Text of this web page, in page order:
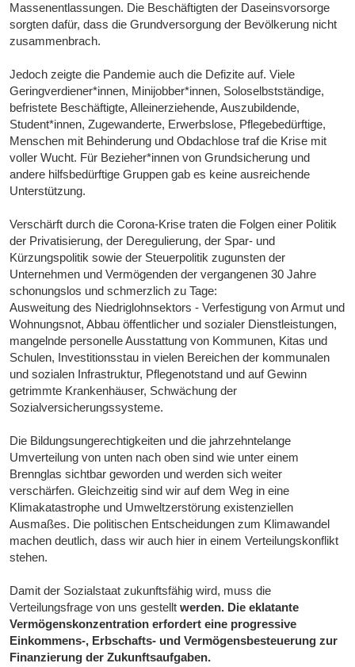
Massenentlassungen. Die Beschäftigten der Daseinsvorsorge
sorgten dafür, dass die Grundversorgung der Bevölkerung nicht
zusammenbrach.
Jedoch zeigte die Pandemie auch die Defizite auf. Viele
Geringverdiener*innen, Minijobber*innen, Soloselbstständige,
befristete Beschäftigte, Alleinerziehende, Auszubildende,
Student*innen, Zugewanderte, Erwerbslose, Pflegebedürftige,
Menschen mit Behinderung und Obdachlose traf die Krise mit
voller Wucht. Für Bezieher*innen von Grundsicherung und
andere hilfsbedürftige Gruppen gab es keine ausreichende
Unterstützung.
Verschärft durch die Corona-Krise traten die Folgen einer Politik
der Privatisierung, der Deregulierung, der Spar- und
Kürzungspolitik sowie der Steuerpolitik zugunsten der
Unternehmen und Vermögenden der vergangenen 30 Jahre
schonungslos und schmerzlich zu Tage:
Ausweitung des Niedriglohnsektors - Verfestigung von Armut und
Wohnungsnot, Abbau öffentlicher und sozialer Dienstleistungen,
mangelnde personelle Ausstattung von Kommunen, Kitas und
Schulen, Investitionsstau in vielen Bereichen der kommunalen
und sozialen Infrastruktur, Pflegenotstand und auf Gewinn
getrimmte Krankenhäuser, Schwächung der
Sozialversicherungssysteme.
Die Bildungsungerechtigkeiten und die jahrzehntelange
Umverteilung von unten nach oben sind wie unter einem
Brennglas sichtbar geworden und werden sich weiter
verschärfen. Gleichzeitig sind wir auf dem Weg in eine
Klimakatastrophe und Umweltzerstörung existenziellen
Ausmaßes. Die politischen Entscheidungen zum Klimawandel
machen deutlich, dass wir auch hier in einem Verteilungskonflikt
stehen.
Damit der Sozialstaat zukunftsfähig wird, muss die
Verteilungsfrage von uns gestelltwerden. Die eklatante
Vermögenskonzentration erfordert eine progressive
Einkommens-, Erbschafts- und Vermögensbesteuerung zur
Finanzierung der Zukunftsaufgaben.